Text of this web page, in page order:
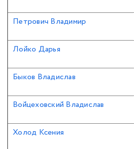
Петрович Владимир
Лойко Дарья
Быков Владислав
Войцеховский Владислав
Холод Ксения